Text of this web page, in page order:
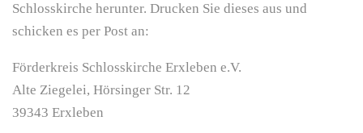
Schlosskirche herunter. Drucken Sie dieses aus und
schicken es per Post an:
Förderkreis Schlosskirche Erxleben e.V.
Alte Ziegelei, Hörsinger Str. 12
39343 Erxleben